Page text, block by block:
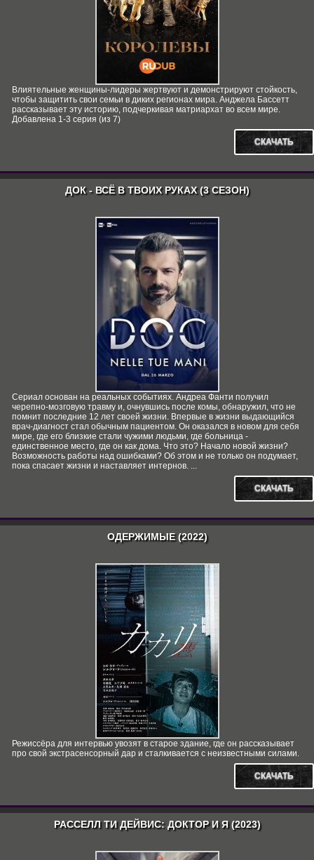
Влиятельные женщины-лидеры жертвуют и демонстрируют стойкость,
чтобы защитить свои семьи в диких регионах мира. Анджела Бассетт
рассказывает эту историю, подчеркивая матриархат во всем мире.
Добавлена 1-3 серия (из 7)
СКАЧАТЬ
ДОК - ВСЁ В ТВОИХ РУКАХ (3 СЕЗОН)
Сериал основан на реальных событиях. Андреа Фанти получил
черепно-мозговую травму и, очнувшись после комы, обнаружил, что не
помнит последние 12 лет своей жизни. Впервые в жизни выдающийся
врач-диагност стал обычным пациентом. Он оказался в новом для себя
мире, где его близкие стали чужими людьми, где больница -
единственное место, где он как дома. Что это? Начало новой жизни?
Возможность работы над ошибками? Об этом и не только он подумает,
пока спасает жизни и наставляет интернов. ...
СКАЧАТЬ
ОДЕРЖИМЫЕ (2022)
Режиссёра для интервью увозят в старое здание, где он рассказывает
про свой экстрасенсорный дар и сталкивается с неизвестными силами.
СКАЧАТЬ
РАССЕЛЛ ТИ ДЕЙВИС: ДОКТОР И Я (2023)